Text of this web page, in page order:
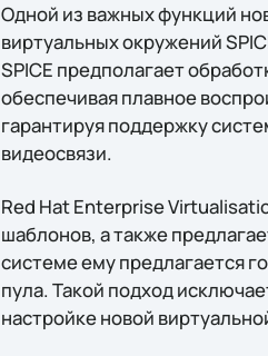
Одной из важных функций
виртуальных окружений
SPICE предполагает
обеспечивая плавное
гарантируя поддержку
видеосвязи.
Red Hat Enterprise
шаблонов, а также
системе ему предлагается
пула. Такой подход
настройке новой